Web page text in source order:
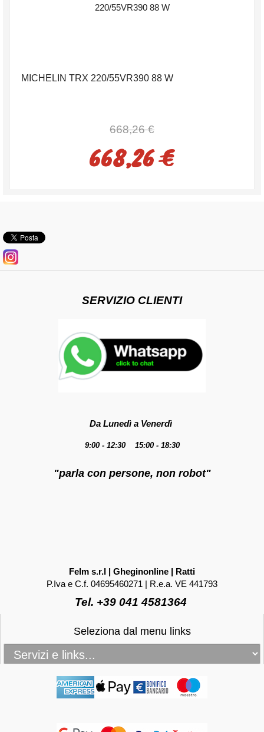
MICHELIN TRX 220/55VR390 88 W
668,26 €
668,26 €
SERVIZIO CLIENTI
Da Lunedì a Venerdì
9:00 - 12:30 15:00 - 18:30
"parla con persone, non robot"
Felm s.r.l | Gheginonline | Ratti
P.Iva e C.f. 04695460271 | R.e.a. VE 441793
Tel. +39 041 4581364
Seleziona dal menu links